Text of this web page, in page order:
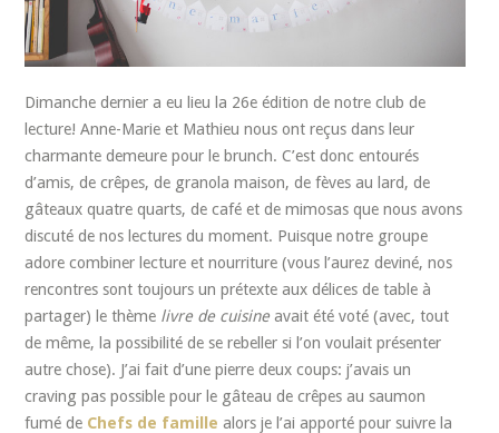
Dimanche dernier a eu lieu la 26e édition de notre club de
lecture! Anne-Marie et Mathieu nous ont reçus dans leur
charmante demeure pour le brunch. C’est donc entourés
d’amis, de crêpes, de granola maison, de fèves au lard, de
gâteaux quatre quarts, de café et de mimosas que nous avons
discuté de nos lectures du moment. Puisque notre groupe
adore combiner lecture et nourriture (vous l’aurez deviné, nos
rencontres sont toujours un prétexte aux délices de table à
partager) le thème livre de cuisineavait été voté (avec, tout
de même, la possibilité de se rebeller si l’on voulait présenter
autre chose). J’ai fait d’une pierre deux coups: j’avais un
craving pas possible pour le gâteau de crêpes au saumon
fumé de Chefs de famille alors je l’ai apporté pour suivre la